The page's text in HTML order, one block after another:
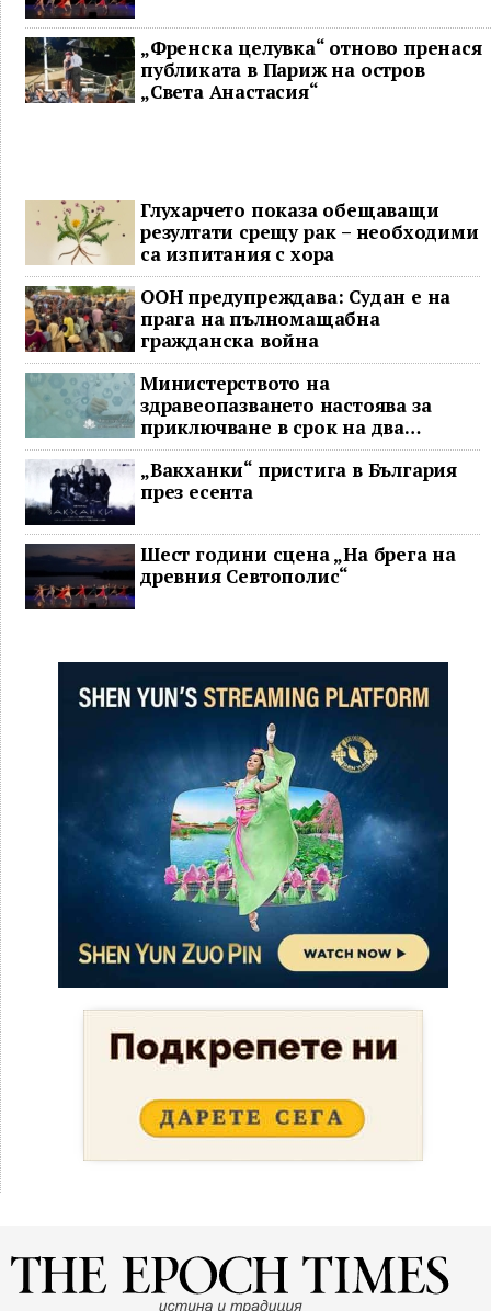
„Френска целувка“ отново пренася
публиката в Париж на остров
„Света Анастасия“
Глухарчето показа обещаващи
резултати срещу рак – необходими
са изпитания с хора
ООН предупреждава: Судан е на
прага на пълномащабна
гражданска война
Министерството на
здравеопазването настоява за
приключване в срок на два
ключови строителни проекта
„Вакханки“ пристига в България
през есента
Шест години сцена „На брега на
древния Севтополис“